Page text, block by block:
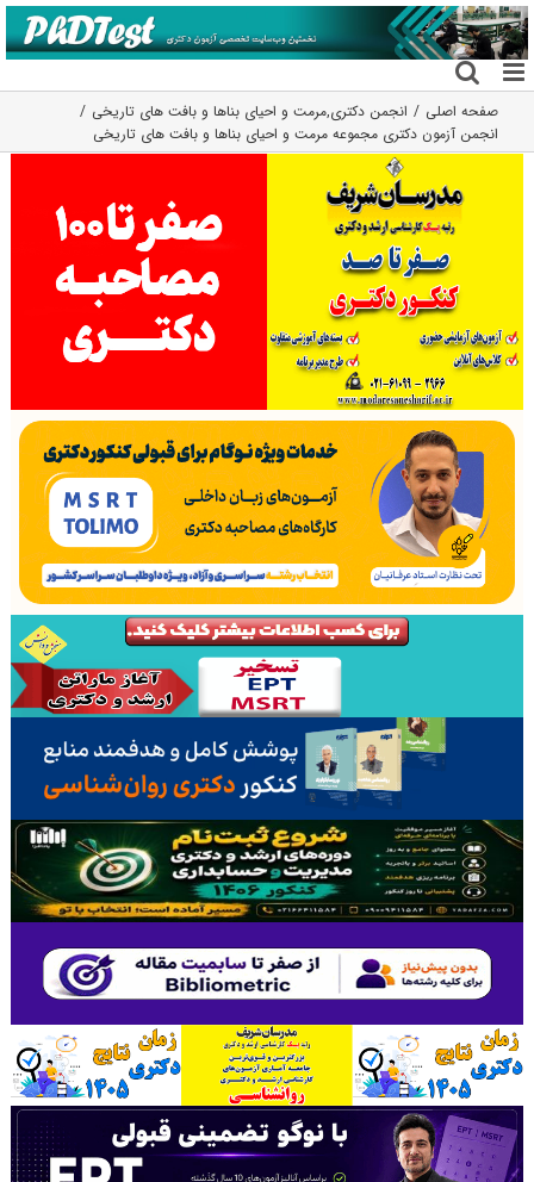
رفتن
به
محتوا
صفحه اصلی انجمن دکتری,مرمت و احیای بناها و بافت های تاریخی
انجمن آزمون دکتری مجموعه مرمت و احیای بناها و بافت های تاریخی